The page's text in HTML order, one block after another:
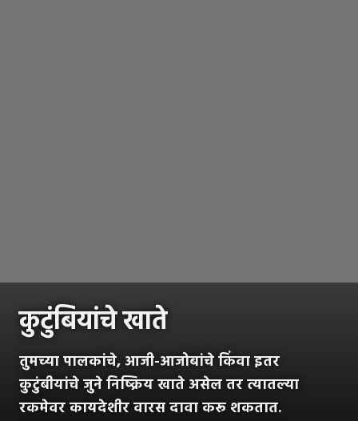
कुटुंबियांचे खाते
तुमच्या पालकांचे, आजी-आजोबांचे किंवा इतर
कुटुंबीयांचे जुने निष्क्रिय खाते असेल तर त्यातल्या
रकमेवर कायदेशीर वारस दावा करू शकतात.